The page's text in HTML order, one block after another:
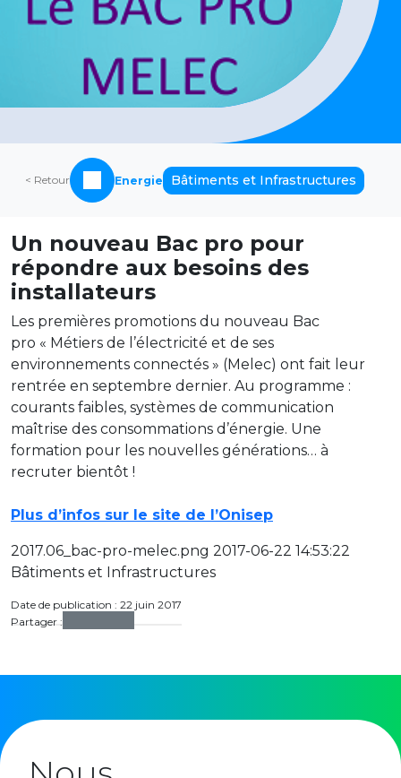
< Retour Energie Bâtiments et Infrastructures
Un nouveau Bac pro pour
répondre aux besoins des
installateurs
Les premières promotions du nouveau Bac
pro « Métiers de l’électricité et de ses
environnements connectés » (Melec) ont fait leur
rentrée en septembre dernier. Au programme :
courants faibles, systèmes de communication
maîtrise des consommations d’énergie. Une
formation pour les nouvelles générations… à
recruter bientôt !
Plus d’infos sur le site de l’Onisep
2017.06_bac-pro-melec.png 2017-06-22 14:53:22
Bâtiments et Infrastructures
Date de publication : 22 juin 2017
Partager :